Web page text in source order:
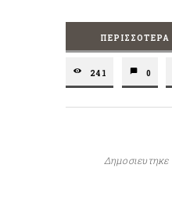
ΠΕΡΙΣΣΌΤΕΡΑ
241 0
Δημοσιευτηκε